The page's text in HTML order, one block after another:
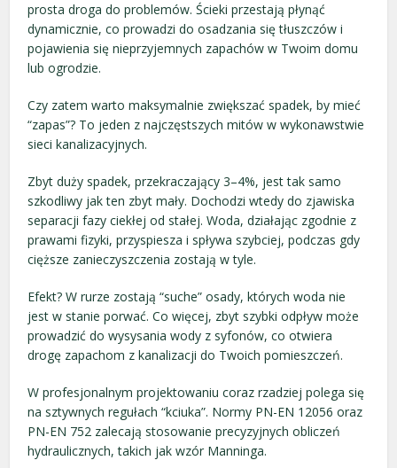
prosta droga do problemów. Ścieki przestają płynąć
dynamicznie, co prowadzi do osadzania się tłuszczów i
pojawienia się nieprzyjemnych zapachów w Twoim domu
lub ogrodzie.
Czy zatem warto maksymalnie zwiększać spadek, by mieć
“zapas”? To jeden z najczęstszych mitów w wykonawstwie
sieci kanalizacyjnych.
Zbyt duży spadek, przekraczający 3–4%, jest tak samo
szkodliwy jak ten zbyt mały. Dochodzi wtedy do zjawiska
separacji fazy ciekłej od stałej. Woda, działając zgodnie z
prawami fizyki, przyspiesza i spływa szybciej, podczas gdy
cięższe zanieczyszczenia zostają w tyle.
Efekt? W rurze zostają “suche” osady, których woda nie
jest w stanie porwać. Co więcej, zbyt szybki odpływ może
prowadzić do wysysania wody z syfonów, co otwiera
drogę zapachom z kanalizacji do Twoich pomieszczeń.
W profesjonalnym projektowaniu coraz rzadziej polega się
na sztywnych regułach “kciuka”. Normy PN-EN 12056 oraz
PN-EN 752 zalecają stosowanie precyzyjnych obliczeń
hydraulicznych, takich jak wzór Manninga.